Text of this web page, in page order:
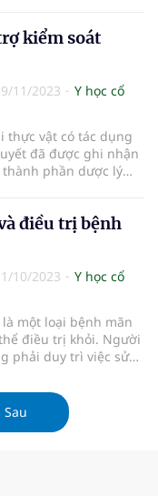
kiểm soát
11/2023
Y học cổ
thực vật có tác dụng
đã được ghi nhận
thành phần dược lý
điều trị bệnh
10/2023
Y học cổ
một loại bệnh mãn
điều trị khỏi. Người
phải duy trì việc sử
Tuy nhiên, để tránh
quá mức vào thuốc
dụng thuốc, nhiều